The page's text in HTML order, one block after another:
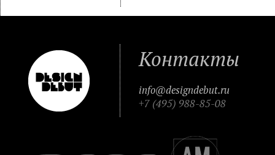
Контакты
info@designdebut.ru
+7 (495) 988-85-08